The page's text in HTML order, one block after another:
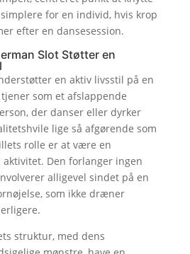
for en individ, hvis krop
efter en dansesession.
Slot Støtter en
en aktiv livsstil på en
som et afslappende
der danser eller dyrker
lige så afgørende som
rolle er at være en
Den forlanger ingen
alligevel sindet på en
som ikke dræner
struktur, med dens